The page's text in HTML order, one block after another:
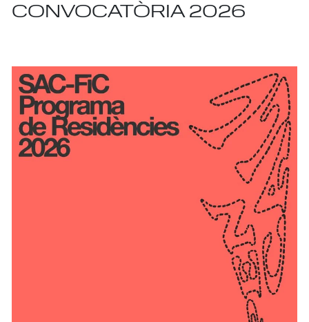
CONVOCATÒRIA 2026